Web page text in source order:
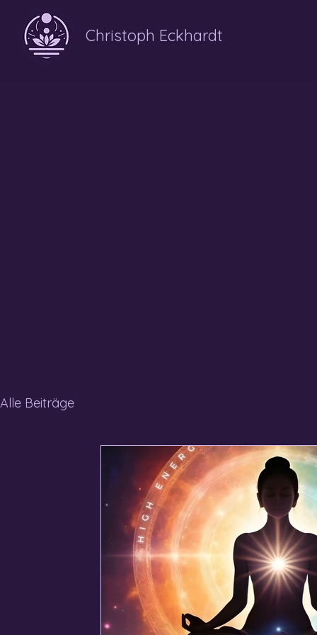
Christoph Eckhardt
Alle Beiträge